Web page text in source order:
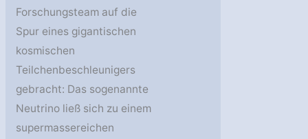
Forschungsteam auf die
Spur eines gigantischen
kosmischen
Teilchenbeschleunigers
gebracht: Das sogenannte
Neutrino ließ sich zu einem
supermassereichen